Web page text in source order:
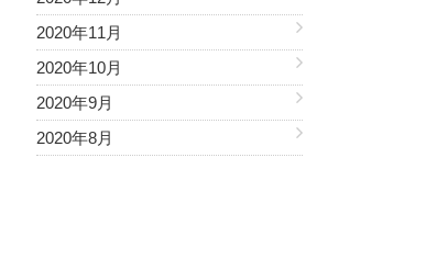
2020年11月
2020年10月
2020年9月
2020年8月